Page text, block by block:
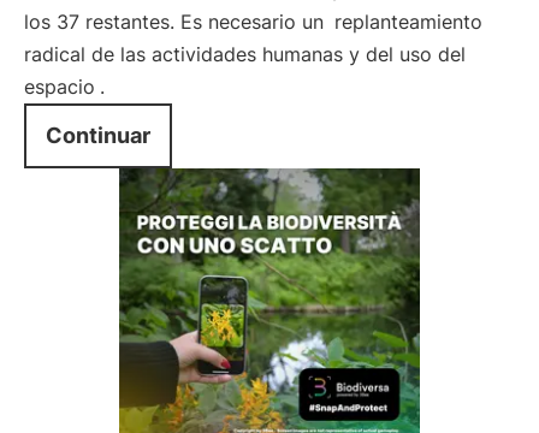
los 37 restantes. Es necesario un replanteamiento
radical de las actividades humanas y del uso del
espacio .
Continuar